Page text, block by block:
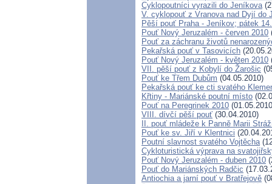
Cyklopoutníci vyrazili do Jeníkova
V. cyklopouť z Vranova nad Dyjí do
Pěší pouť Praha - Jeníkov; pátek
Pouť Nový Jeruzalém - červen 2010
Pouť za záchranu životů
Pekařská pouť v Tasovicích
Pouť Nový Jeruzalém - květen 2010
VII. pěší pouť z Kobylí do Žarošic
Pouť ke Třem Dubům (04.05.2010)
Pekařská pouť ke cti svatého
Křtiny - Mariánské poutní místo
Pouť na Peregrinek 2010
VIII. dívčí pěší pouť (30.04.2010)
II. pouť mládeže k Panně Marii
Pouť ke sv. Jiří v Klentnici
Poutní slavnost svatého Vojtěcha
Cykloturistická výprava na
Pouť Nový Jeruzalém - duben 2010
Pouť do Mariánských Radčic
Antiochia a jarní pouť v Bratřejově